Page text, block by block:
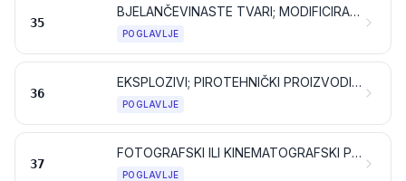
35
BJELANČEVINASTE TVARI; MODIFICIRANI ŠKROBOVI; LJEPILA; ENZIMI
POGLAVLJE
36
EKSPLOZIVI; PIROTEHNIČKI PROIZVODI; ŠIBICE; PIROFORNE SLITINE; POJEDINI ZAPALJIVI PRIPRAVCI
POGLAVLJE
37
FOTOGRAFSKI ILI KINEMATOGRAFSKI PROIZVODI
POGLAVLJE